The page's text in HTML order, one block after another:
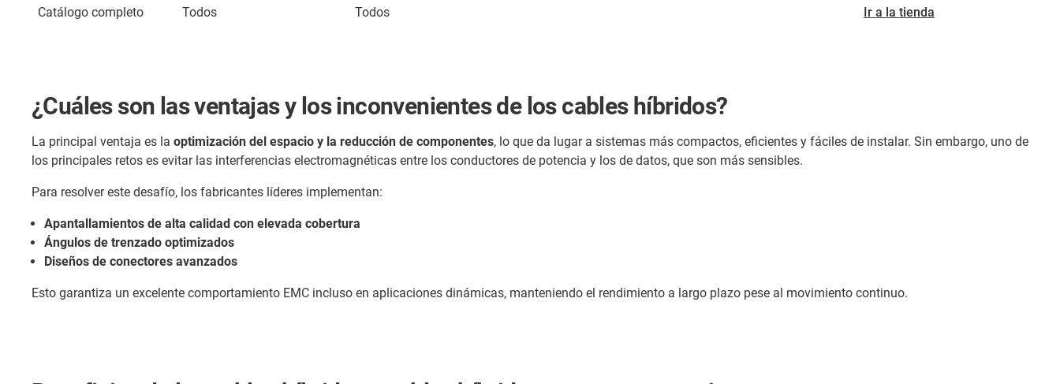
Catálogo completo Todos Todos Ir a la tienda
¿Cuáles son las ventajas y los inconvenientes de los cables híbridos?
La principal ventaja es la optimización del espacio y la reducción de componentes, lo que da lugar a sistemas más compactos, eficientes y fáciles de instalar. Sin embargo, uno de
los principales retos es evitar las interferencias electromagnéticas entre los conductores de potencia y los de datos, que son más sensibles.
Para resolver este desafío, los fabricantes líderes implementan:
Apantallamientos de alta calidad con elevada cobertura
Ángulos de trenzado optimizados
Diseños de conectores avanzados
Esto garantiza un excelente comportamiento EMC incluso en aplicaciones dinámicas, manteniendo el rendimiento a largo plazo pese al movimiento continuo.